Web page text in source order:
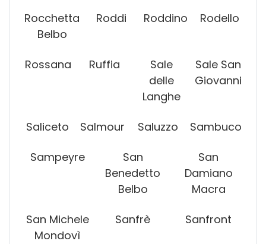
Rocchetta
Belbo
Roddi Roddino Rodello
Rossana Ruffia
Sale
delle
Langhe
Sale San
Giovanni
Saliceto Salmour Saluzzo Sambuco
Sampeyre
San
Benedetto
Belbo
San
Damiano
Macra
San Michele
Mondovì
Sanfrè Sanfront